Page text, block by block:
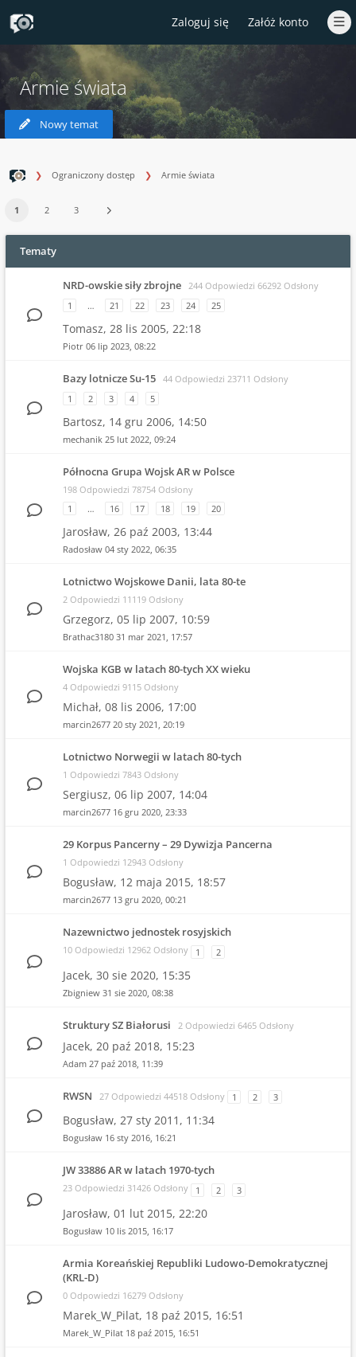
Zaloguj się Załóż konto
Armie świata
Nowy temat
Ograniczony dostęp Armie świata
1 2 3
Tematy
NRD-owskie siły zbrojne 244 Odpowiedzi 66292 Odsłony
1
… 21 22 23 24 25
Tomasz, 28 lis 2005, 22:18
Piotr 06 lip 2023, 08:22
Bazy lotnicze Su-15 44 Odpowiedzi 23711 Odsłony
1
2 3 4 5
Bartosz, 14 gru 2006, 14:50
mechanik 25 lut 2022, 09:24
Północna Grupa Wojsk AR w Polsce
198 Odpowiedzi 78754 Odsłony
1
… 16 17 18 19 20
Jarosław, 26 paź 2003, 13:44
Radosław 04 sty 2022, 06:35
Lotnictwo Wojskowe Danii, lata 80-te
2 Odpowiedzi 11119 Odsłony
Grzegorz, 05 lip 2007, 10:59
Brathac3180 31 mar 2021, 17:57
Wojska KGB w latach 80-tych XX wieku
4 Odpowiedzi 9115 Odsłony
Michał, 08 lis 2006, 17:00
marcin2677 20 sty 2021, 20:19
Lotnictwo Norwegii w latach 80-tych
1 Odpowiedzi 7843 Odsłony
Sergiusz, 06 lip 2007, 14:04
marcin2677 16 gru 2020, 23:33
29 Korpus Pancerny – 29 Dywizja Pancerna
1 Odpowiedzi 12943 Odsłony
Bogusław, 12 maja 2015, 18:57
marcin2677 13 gru 2020, 00:21
Nazewnictwo jednostek rosyjskich
10 Odpowiedzi 12962 Odsłony 1 2
Jacek, 30 sie 2020, 15:35
Zbigniew 31 sie 2020, 08:38
Struktury SZ Białorusi 2 Odpowiedzi 6465 Odsłony
Jacek, 20 paź 2018, 15:23
Adam 27 paź 2018, 11:39
RWSN 27 Odpowiedzi 44518 Odsłony 1 2 3
Bogusław, 27 sty 2011, 11:34
Bogusław 16 sty 2016, 16:21
JW 33886 AR w latach 1970-tych
23 Odpowiedzi 31426 Odsłony 1 2 3
Jarosław, 01 lut 2015, 22:20
Bogusław 10 lis 2015, 16:17
Armia Koreańskiej Republiki Ludowo-Demokratycznej
(KRL-D)
0 Odpowiedzi 16279 Odsłony
Marek_W_Pilat, 18 paź 2015, 16:51
Marek_W_Pilat 18 paź 2015, 16:51